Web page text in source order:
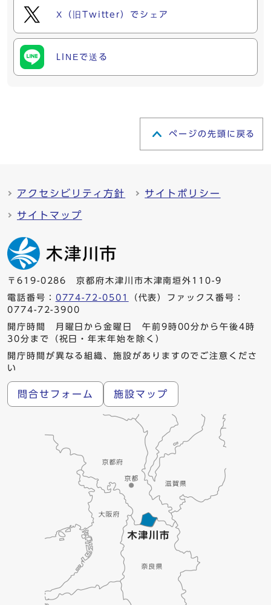
X（旧Twitter）でシェア
LINEで送る
ページの先頭に戻る
アクセシビリティ方針 サイトポリシー
サイトマップ
〒619-0286 京都府木津川市木津南垣外110-9
電話番号： 0774-72-0501
（代表）ファックス番号：
0774-72-3900
開庁時間 月曜日から金曜日 午前9時00分から午後4時
30分まで（祝日・年末年始を除く）
開庁時間が異なる組織、施設がありますのでご注意くださ
い
問合せフォーム 施設マップ